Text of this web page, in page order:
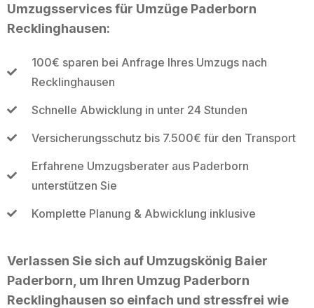
Umzugsservices für Umzüge Paderborn
Recklinghausen:
100€ sparen bei Anfrage Ihres Umzugs nach
Recklinghausen
Schnelle Abwicklung in unter 24 Stunden
Versicherungsschutz bis 7.500€ für den Transport
Erfahrene Umzugsberater aus Paderborn
unterstützen Sie
Komplette Planung & Abwicklung inklusive
Verlassen Sie sich auf Umzugskönig Baier
Paderborn, um Ihren Umzug Paderborn
Recklinghausen so einfach und stressfrei wie